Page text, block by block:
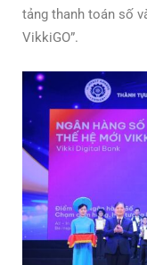
tảng thanh toán số
VikkiGO”.